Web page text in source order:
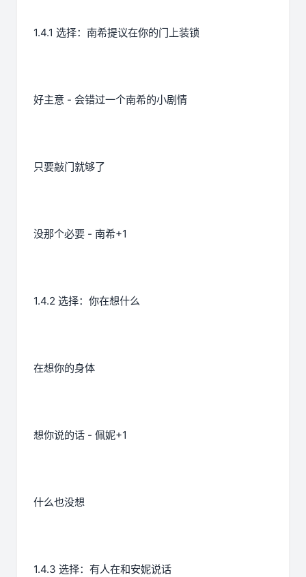
1.4.1 选择：南希提议在你的门上装锁
好主意 - 会错过一个南希的小剧情
只要敲门就够了
没那个必要 - 南希+1
1.4.2 选择：你在想什么
在想你的身体
想你说的话 - 佩妮+1
什么也没想
1.4.3 选择：有人在和安妮说话